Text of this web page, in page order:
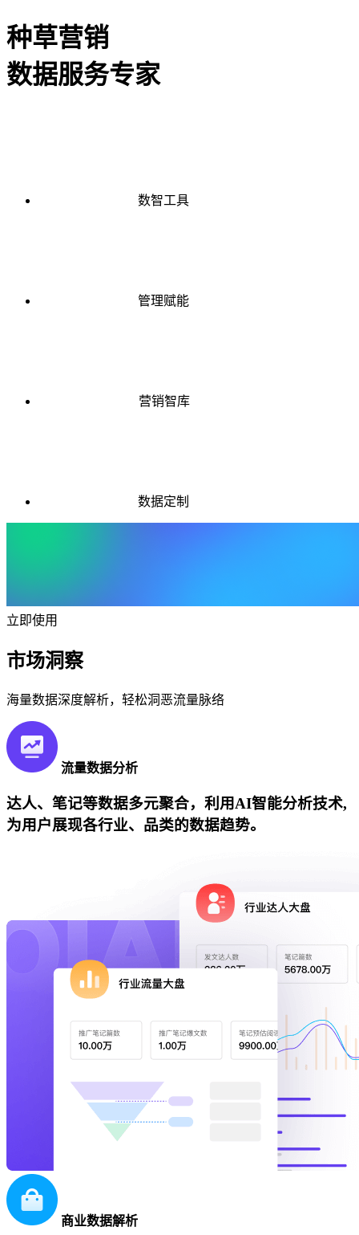
种草营销
数据服务专家
数智工具
管理赋能
营销智库
数据定制
立即使用
市场洞察
海量数据深度解析，轻松洞恶流量脉络
流量数据分析
达人、笔记等数据多元聚合，利用AI智能分析技术,
为用户展现各行业、品类的数据趋势。
商业数据解析